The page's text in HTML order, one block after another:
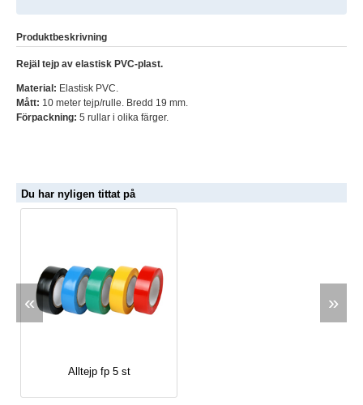
Produktbeskrivning
Rejäl tejp av elastisk PVC-plast.
Material: Elastisk PVC.
Mått: 10 meter tejp/rulle. Bredd 19 mm.
Förpackning: 5 rullar i olika färger.
Du har nyligen tittat på
«
Alltejp fp 5 st
»